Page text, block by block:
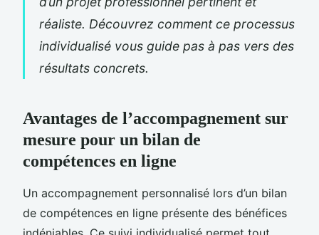
réaliste. Découvrez comment ce processus
individualisé vous guide pas à pas vers des
résultats concrets.
Avantages de l’accompagnement sur
mesure pour un bilan de
compétences en ligne
Un accompagnement personnalisé lors d’un bilan
de compétences en ligne présente des bénéfices